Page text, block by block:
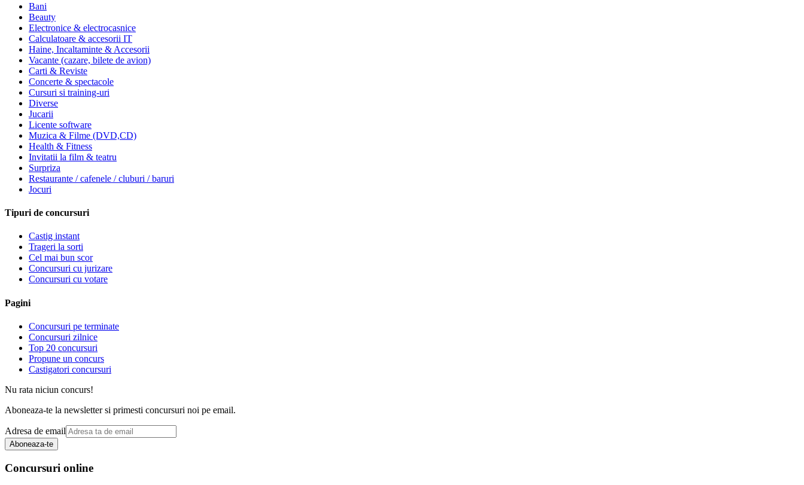
Bani
Beauty
Electronice & electrocasnice
Calculatoare & accesorii IT
Haine, Incaltaminte & Accesorii
Vacante (cazare, bilete de avion)
Carti & Reviste
Concerte & spectacole
Cursuri si training-uri
Diverse
Jucarii
Licente software
Muzica & Filme (DVD,CD)
Health & Fitness
Invitatii la film & teatru
Surpriza
Restaurante / cafenele / cluburi / baruri
Jocuri
Tipuri de concursuri
Castig instant
Trageri la sorti
Cel mai bun scor
Concursuri cu jurizare
Concursuri cu votare
Pagini
Concursuri pe terminate
Concursuri zilnice
Top 20 concursuri
Propune un concurs
Castigatori concursuri
Nu rata niciun concurs!
Aboneaza-te la newsletter si primesti concursuri noi pe email.
Adresa de email
Aboneaza-te
Concursuri online